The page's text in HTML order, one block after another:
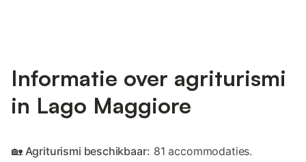
Informatie over agriturismi
in Lago Maggiore
🏡 Agriturismi beschikbaar: 81 accommodaties.